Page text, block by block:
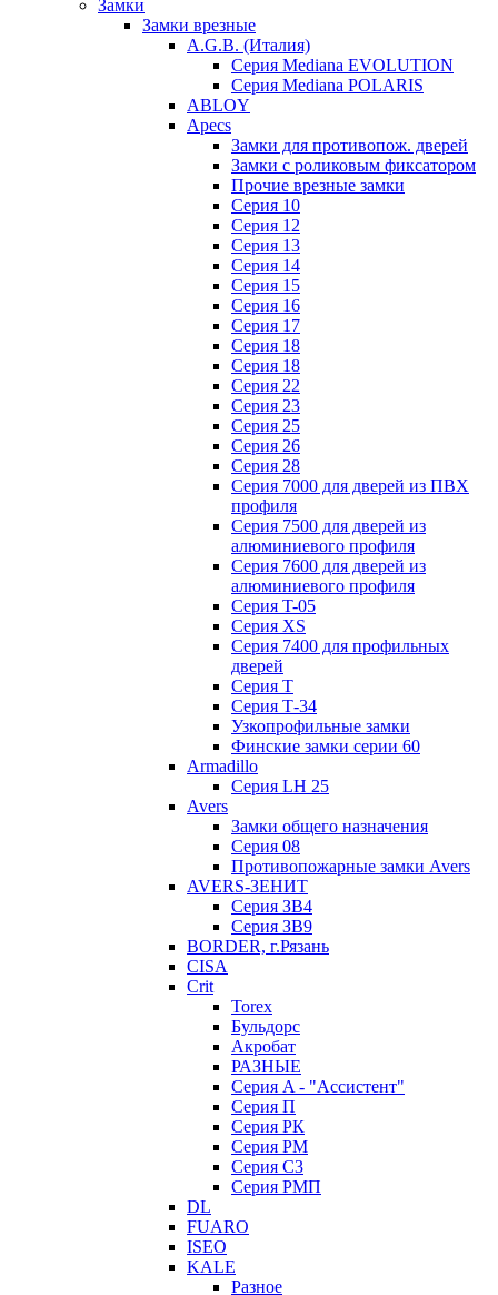
Замки
Замки врезные
A.G.B. (Италия)
Серия Mediana EVOLUTION
Серия Mediana POLARIS
ABLOY
Apecs
Замки для противопож. дверей
Замки с роликовым фиксатором
Прочие врезные замки
Серия 10
Серия 12
Серия 13
Серия 14
Серия 15
Серия 16
Серия 17
Серия 18
Серия 18
Серия 22
Серия 23
Серия 25
Серия 26
Серия 28
Серия 7000 для дверей из ПВХ
профиля
Серия 7500 для дверей из
алюминиевого профиля
Серия 7600 для дверей из
алюминиевого профиля
Серия T-05
Серия XS
Серия 7400 для профильных
дверей
Серия Т
Серия Т-34
Узкопрофильные замки
Финские замки серии 60
Armadillo
Серия LH 25
Avers
Замки общего назначения
Серия 08
Противопожарные замки Avers
AVERS-ЗЕНИТ
Серия ЗВ4
Серия ЗВ9
BORDER, г.Рязань
CISA
Crit
Torex
Бульдорс
Акробат
РАЗНЫЕ
Серия A - "Ассистент"
Серия П
Серия РК
Серия РМ
Серия С3
Серия РМП
DL
FUARO
ISEO
KALE
Разное